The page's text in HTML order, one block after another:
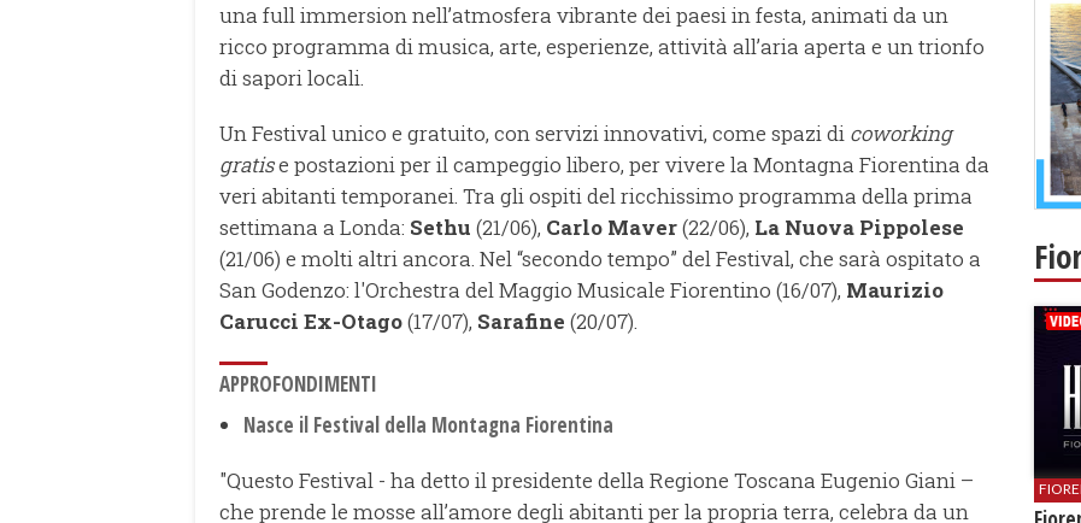
una full immersion nell’atmosfera vibrante dei paesi in festa, animati da un
ricco programma di musica, arte, esperienze, attività all’aria aperta e un trionfo
di sapori locali.
Un Festival unico e gratuito, con servizi innovativi, come spazi di coworking
gratise postazioni per il campeggio libero, per vivere la Montagna Fiorentina da
veri abitanti temporanei. Tra gli ospiti del ricchissimo programma della prima
settimana a Londa: Sethu (21/06), Carlo Maver(22/06), La Nuova Pippolese
(21/06) e molti altri ancora. Nel “secondo tempo” del Festival, che sarà ospitato a
San Godenzo: l'Orchestra del Maggio Musicale Fiorentino (16/07), Maurizio
Carucci Ex-Otago(17/07), Sarafine (20/07).
APPROFONDIMENTI
Nasce il Festival della Montagna Fiorentina
"Questo Festival - ha detto il presidente della Regione Toscana Eugenio Giani –
che prende le mosse all’amore degli abitanti per la propria terra, celebra da un